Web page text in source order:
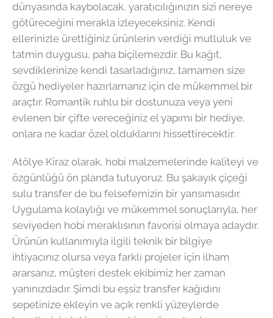
dünyasında kaybolacak, yaratıcılığınızın sizi nereye
götüreceğini merakla izleyeceksiniz. Kendi
ellerinizle ürettiğiniz ürünlerin verdiği mutluluk ve
tatmin duygusu, paha biçilemezdir. Bu kağıt,
sevdiklerinize kendi tasarladığınız, tamamen size
özgü hediyeler hazırlamanız için de mükemmel bir
araçtır. Romantik ruhlu bir dostunuza veya yeni
evlenen bir çifte vereceğiniz el yapımı bir hediye,
onlara ne kadar özel olduklarını hissettirecektir.
Atölye Kiraz olarak, hobi malzemelerinde kaliteyi ve
özgünlüğü ön planda tutuyoruz. Bu şakayık çiçeği
sulu transfer de bu felsefemizin bir yansımasıdır.
Uygulama kolaylığı ve mükemmel sonuçlarıyla, her
seviyeden hobi meraklısının favorisi olmaya adaydır.
Ürünün kullanımıyla ilgili teknik bir bilgiye
ihtiyacınız olursa veya farklı projeler için ilham
ararsanız, müşteri destek ekibimiz her zaman
yanınızdadır. Şimdi bu eşsiz transfer kağıdını
sepetinize ekleyin ve açık renkli yüzeylerde